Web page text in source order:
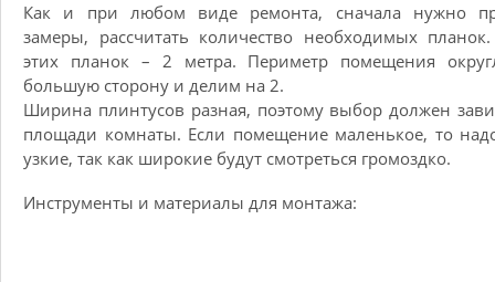
Как и при любом виде ремонта, сначала нужно
замеры, рассчитать количество необходимых
этих планок – 2 метра. Периметр помещения
большую сторону и делим на 2.
Ширина плинтусов разная, поэтому выбор должен
площади комнаты. Если помещение маленькое, то
узкие, так как широкие будут смотреться громоздко.
Инструменты и материалы для монтажа: